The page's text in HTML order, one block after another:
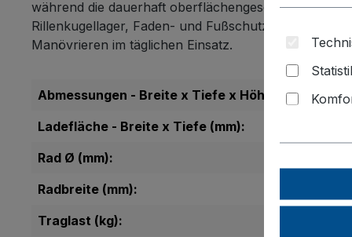
während die dauerhaft oberflächengeschützte,
Rillenkugellager, Faden- und Fußschutz sowie 2
Manövrieren im täglichen Einsatz.
Abmessungen - Breite x Tiefe x Höhe (mm):
Ladefläche - Breite x Tiefe (mm):
Rad Ø (mm):
Radbreite (mm):
Traglast (kg):